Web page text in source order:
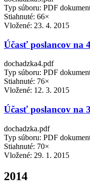
Typ súboru: PDF
Stiahnuté: 66×
Vložené: 23. 4. 2015
Účasť poslancov na
dochadzka4.pdf
Typ súboru: PDF
Stiahnuté: 76×
Vložené: 12. 3. 2015
Účasť poslancov na
dochadzka.pdf
Typ súboru: PDF
Stiahnuté: 70×
Vložené: 29. 1. 2015
2014